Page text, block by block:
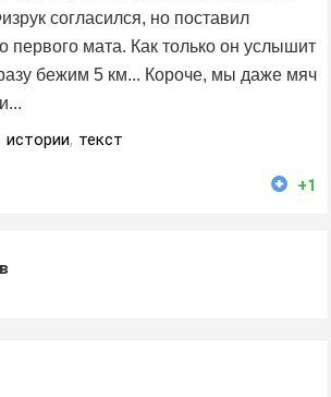
согласился, но поставил
первого мата. Как только он услышит
бежим 5 км... Короче, мы даже мяч
истории, текст
+1